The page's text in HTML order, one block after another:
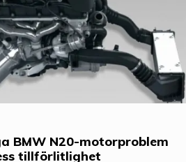
BMW N20-motorproblem
tillförlitlighet